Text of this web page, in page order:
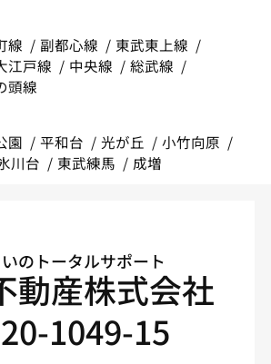
線 副都心線
東武東上線
江戸線 中央線
総武線
頭線
園 平和台 光が丘
小竹向原
川台 東武練馬 成増
のトータルサポート
動産株式会社
1049-15